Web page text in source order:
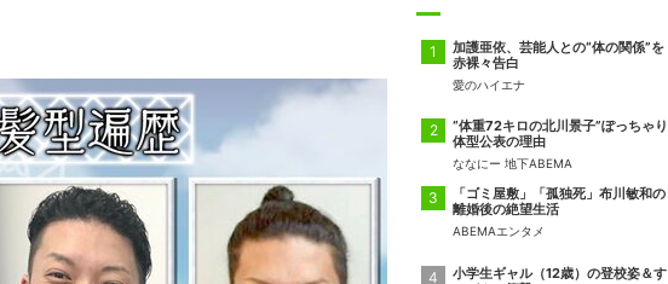
加護亜依、芸能人との“体の関係”を
赤裸々告白
愛のハイエナ
“体重72キロの北川景子”ぽっちゃり
体型公表の理由
ななにー 地下ABEMA
「ゴミ屋敷」「孤独死」布川敏和の
離婚後の絶望生活
ABEMAエンタメ
小学生ギャル（12歳）の登校姿＆す